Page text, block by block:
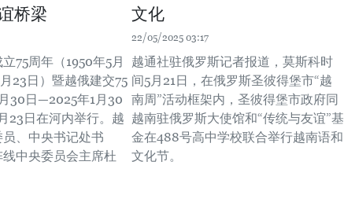
桥梁
75周年（1950年5月
23日）暨越俄建交75
30日—2025年1月30
23日在河内举行。越
、中央书记处书
中央委员会主席杜
文化
22/05/2025 03:17
越通社驻俄罗斯记者报道，莫斯科时
间5月21日，在俄罗斯圣彼得堡市“越
南周”活动框架内，圣彼得堡市政府同
越南驻俄罗斯大使馆和“传统与友谊”基
金在488号高中学校联合举行越南语和
文化节。